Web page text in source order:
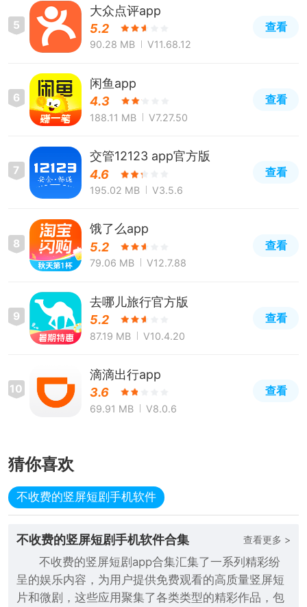
5
大众点评app
5.2
90.28 MB V11.68.12
查看
6
闲鱼app
4.3
188.11 MB V7.27.50
查看
7
交管12123 app官方版
4.6
195.02 MB V3.5.6
查看
8
饿了么app
5.2
79.06 MB V12.7.88
查看
9
去哪儿旅行官方版
5.2
87.19 MB V10.4.20
查看
10
滴滴出行app
3.6
69.91 MB V8.0.6
查看
猜你喜欢
不收费的竖屏短剧手机软件
不收费的竖屏短剧手机软件合集 查看更多 >
不收费的竖屏短剧app合集汇集了一系列精彩纷
呈的娱乐内容，为用户提供免费观看的高质量竖屏短
片和微剧，这些应用聚集了各类类型的精彩作品，包